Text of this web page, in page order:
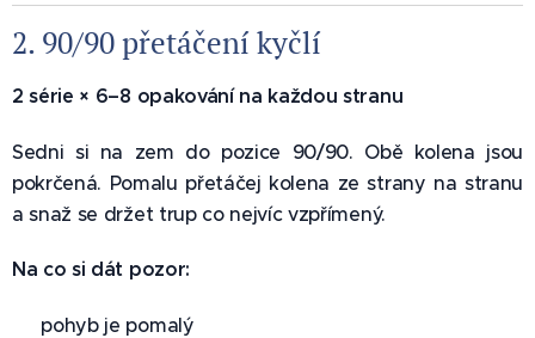
2. 90/90 přetáčení kyčlí 🦵
2 série × 6–8 opakování na každou stranu
Sedni si na zem do pozice 90/90. Obě kolena jsou
pokrčená. Pomalu přetáčej kolena ze strany na stranu
a snaž se držet trup co nejvíc vzpřímený.
Na co si dát pozor:
✅ pohyb je pomalý